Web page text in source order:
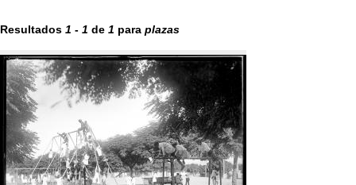
Resultados 1 - 1 de 1 para plazas